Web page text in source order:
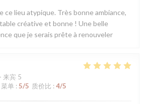
ce lieu atypique. Très bonne ambiance,
créative et bonne ! Une belle
que je serais prête à renouveler
来宾 5
菜单 : 5/5 质价比 : 4/5